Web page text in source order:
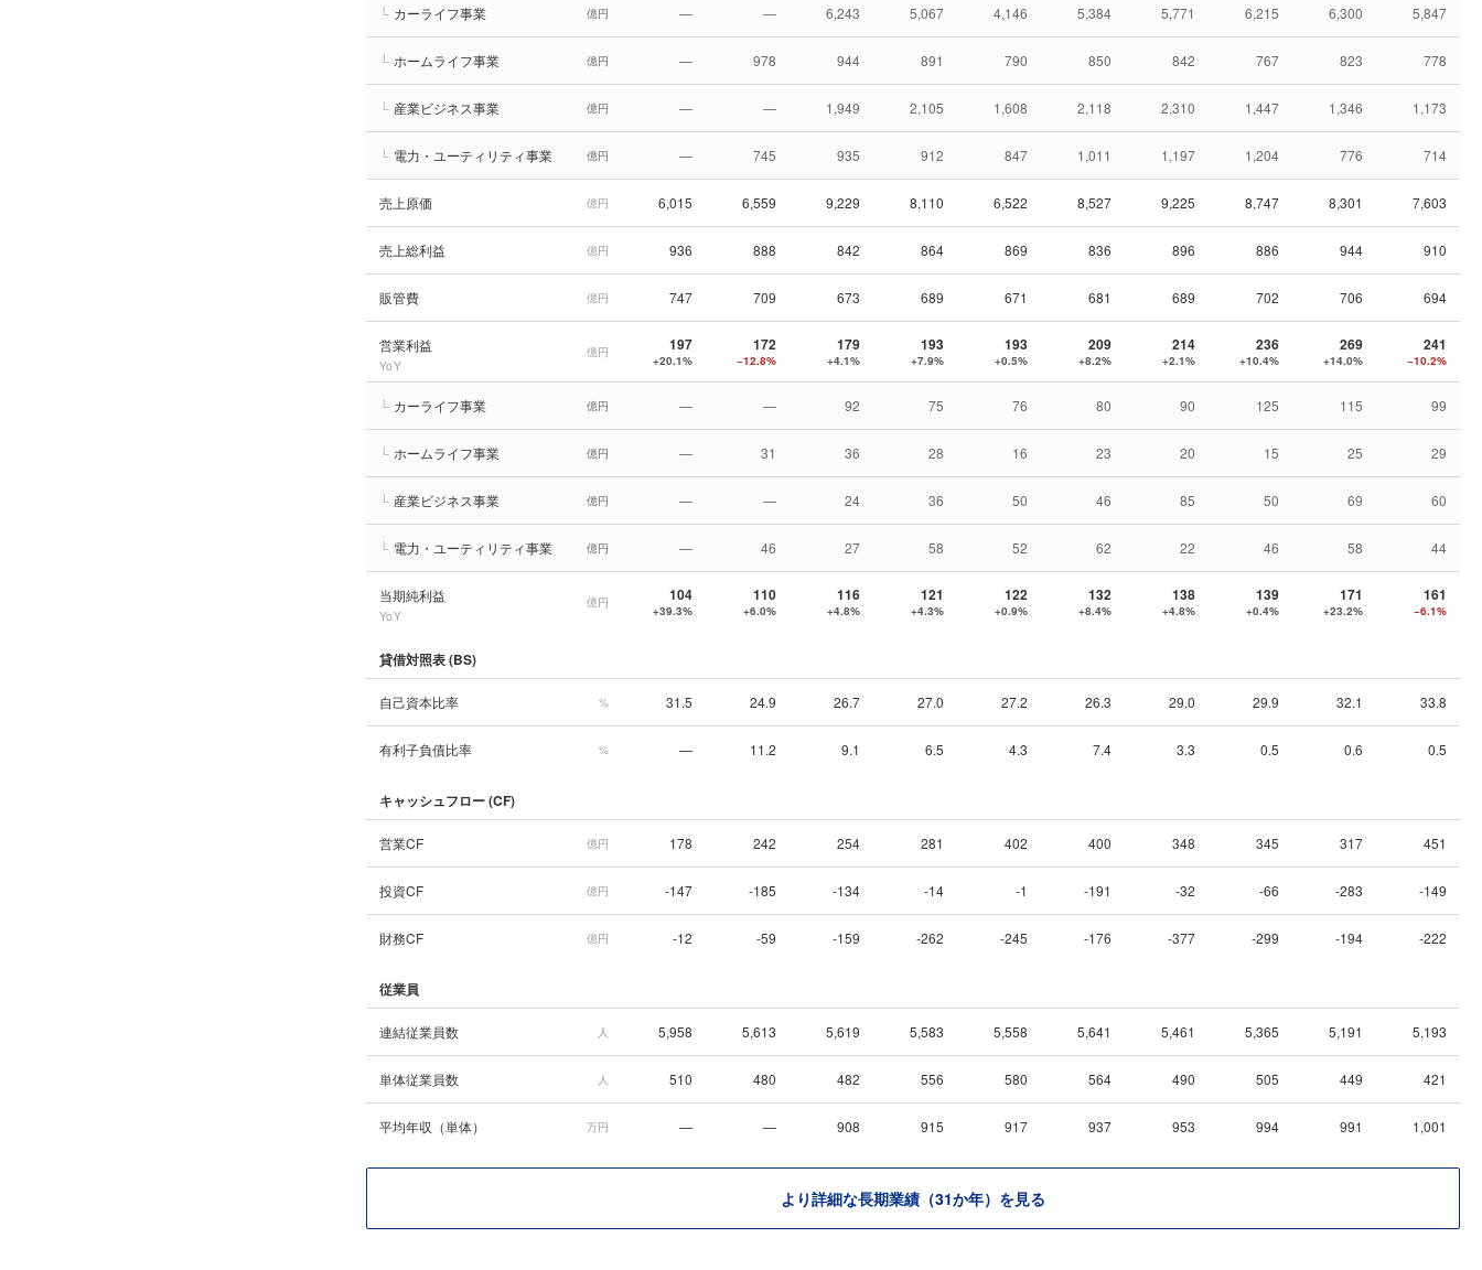
└ カーライフ事業 億円 — — 6,243 5,067 4,146 5,384 5,771 6,215 6,300 5,847
└ ホームライフ事業 億円 — 978 944 891 790 850 842 767 823 778
└ 産業ビジネス事業 億円 — — 1,949 2,105 1,608 2,118 2,310 1,447 1,346 1,173
└ 電力・ユーティリティ事業 億円 — 745 935 912 847 1,011 1,197 1,204 776 714
売上原価 億円 6,015 6,559 9,229 8,110 6,522 8,527 9,225 8,747 8,301 7,603
売上総利益 億円 936 888 842 864 869 836 896 886 944 910
販管費 億円 747 709 673 689 671 681 689 702 706 694
営業利益
YoY
億円 197
+20.1%
172
−12.8%
179
+4.1%
193
+7.9%
193
+0.5%
209
+8.2%
214
+2.1%
236
+10.4%
269
+14.0%
241
−10.2%
└ カーライフ事業 億円 — — 92 75 76 80 90 125 115 99
└ ホームライフ事業 億円 — 31 36 28 16 23 20 15 25 29
└ 産業ビジネス事業 億円 — — 24 36 50 46 85 50 69 60
└ 電力・ユーティリティ事業 億円 — 46 27 58 52 62 22 46 58 44
当期純利益
YoY
億円 104
+39.3%
110
+6.0%
116
+4.8%
121
+4.3%
122
+0.9%
132
+8.4%
138
+4.8%
139
+0.4%
171
+23.2%
161
−6.1%
貸借対照表 (BS)
自己資本比率 % 31.5 24.9 26.7 27.0 27.2 26.3 29.0 29.9 32.1 33.8
有利子負債比率 % — 11.2 9.1 6.5 4.3 7.4 3.3 0.5 0.6 0.5
キャッシュフロー (CF)
営業CF 億円 178 242 254 281 402 400 348 345 317 451
投資CF 億円 -147 -185 -134 -14 -1 -191 -32 -66 -283 -149
財務CF 億円 -12 -59 -159 -262 -245 -176 -377 -299 -194 -222
従業員
連結従業員数 人 5,958 5,613 5,619 5,583 5,558 5,641 5,461 5,365 5,191 5,193
単体従業員数 人 510 480 482 556 580 564 490 505 449 421
平均年収（単体） 万円 — — 908 915 917 937 953 994 991 1,001
より詳細な長期業績（31か年）を見る